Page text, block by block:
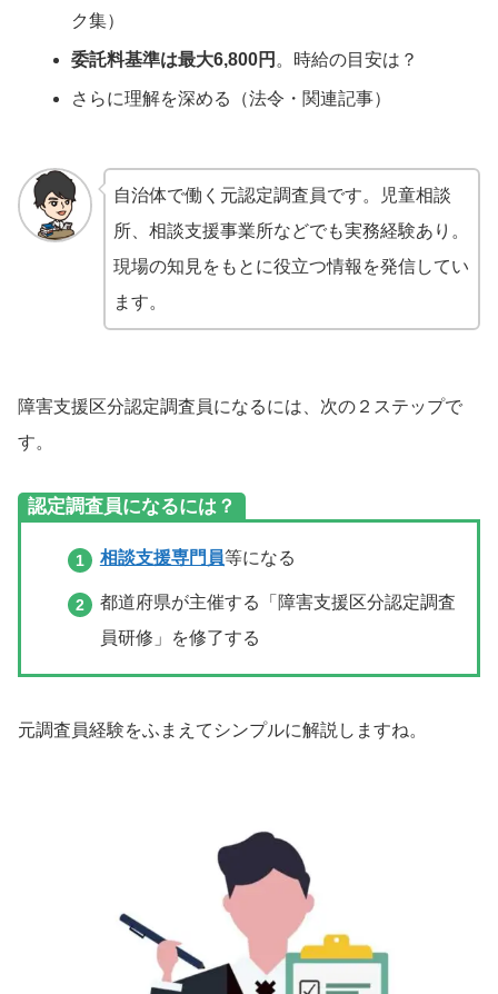
ク集）
委託料基準は最大6,800円 。時給の目安は？
さらに理解を深める（法令・関連記事）
自治体で働く元認定調査員です。児童相談
所、相談支援事業所などでも実務経験あり。
現場の知見をもとに役立つ情報を発信してい
ます。
障害支援区分認定調査員になるには、次の２ステップで
す。
認定調査員になるには？
相談支援専門員等になる
都道府県が主催する「障害支援区分認定調査
員研修」を修了する
元調査員経験をふまえてシンプルに解説しますね。